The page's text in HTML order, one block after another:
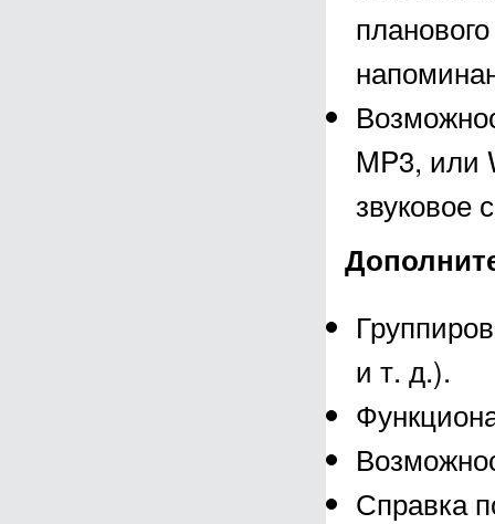
MP3, или
звуковое
и т. д.).
Справка